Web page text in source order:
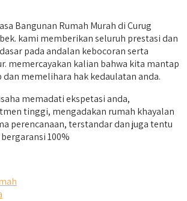
Bangunan Rumah Murah di Curug
kami memberikan seluruh prestasi dan
pada andalan kebocoran serta
memercayakan kalian bahwa kita mantap
memelihara hak kedaulatan anda.
memadati ekspetasi anda,
tinggi, mengadakan rumah khayalan
perencanaan, terstandar dan juga tentu
100%